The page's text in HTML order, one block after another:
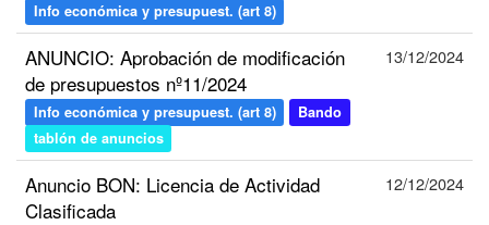
Info económica y presupuest. (art 8)
ANUNCIO: Aprobación de modificación
de presupuestos nº11/2024
Info económica y presupuest. (art 8)
Bando
tablón de anuncios
13/12/2024
Anuncio BON: Licencia de Actividad
Clasificada
12/12/2024